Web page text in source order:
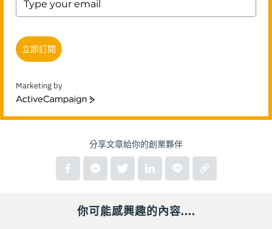
立即訂閱
Marketing by
ActiveCampaign
分享文章給你的創業夥伴
你可能感興趣的內容....